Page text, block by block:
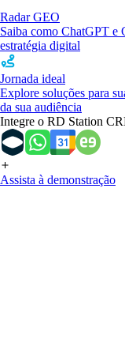
Radar GEO
Saiba como ChatGPT e
estratégia digital
Jornada ideal
Explore soluções para
da sua audiência
Integre o RD Station
Assista à demonstração